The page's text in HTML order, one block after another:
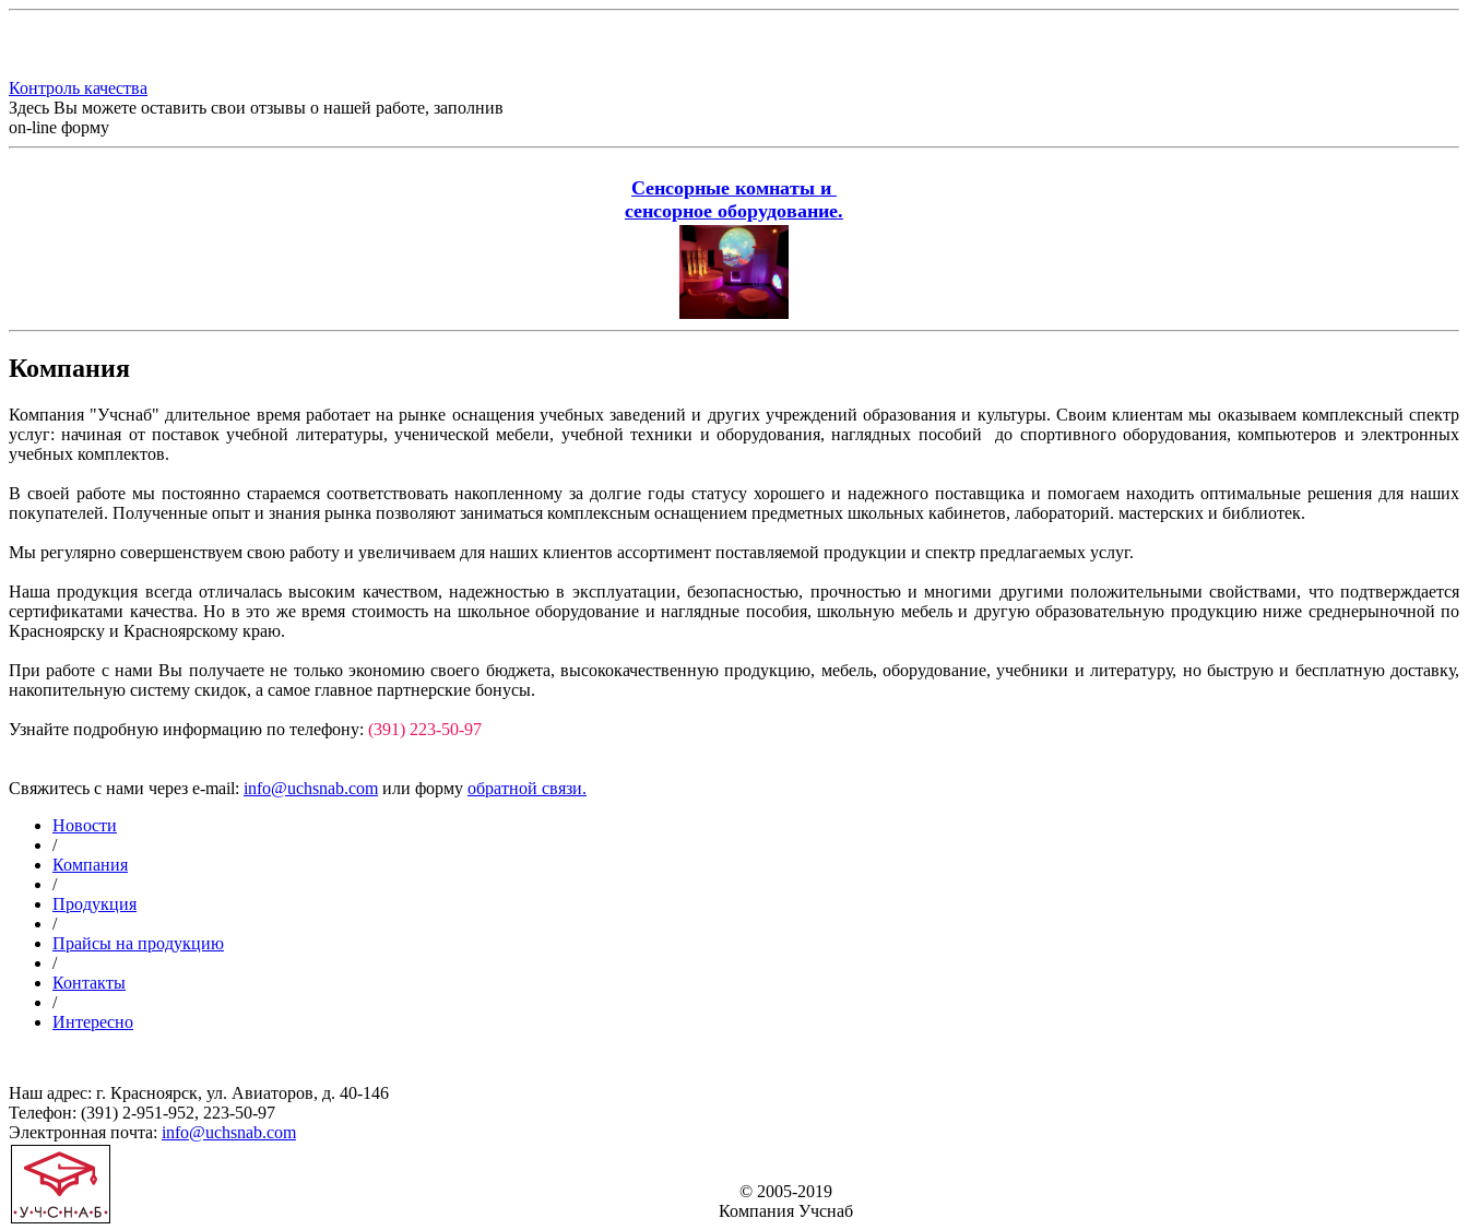
Контроль качества
Здесь Вы можете оставить свои отзывы о нашей работе, заполнив
on-line форму
Сенсорные комнаты и
сенсорное оборудование.
Компания
Компания "Учснаб" длительное время работает на рынке оснащения учебных заведений и других учреждений образования и культуры. Своим клиентам мы оказываем комплексный спектр
услуг: начиная от поставок учебной литературы, ученической мебели, учебной техники и оборудования, наглядных пособий до спортивного оборудования, компьютеров и электронных
учебных комплектов.
В своей работе мы постоянно стараемся соответствовать накопленному за долгие годы статусу хорошего и надежного поставщика и помогаем находить оптимальные решения для наших
покупателей. Полученные опыт и знания рынка позволяют заниматься комплексным оснащением предметных школьных кабинетов, лабораторий. мастерских и библиотек.
Мы регулярно совершенствуем свою работу и увеличиваем для наших клиентов ассортимент поставляемой продукции и спектр предлагаемых услуг.
Наша продукция всегда отличалась высоким качеством, надежностью в эксплуатации, безопасностью, прочностью и многими другими положительными свойствами, что подтверждается
сертификатами качества. Но в это же время стоимость на школьное оборудование и наглядные пособия, школьную мебель и другую образовательную продукцию ниже среднерыночной по
Красноярску и Красноярскому краю.
При работе с нами Вы получаете не только экономию своего бюджета, высококачественную продукцию, мебель, оборудование, учебники и литературу, но быструю и бесплатную доставку,
накопительную систему скидок, а самое главное партнерские бонусы.
Узнайте подробную информацию по телефону: (391) 223-50-97
Свяжитесь с нами через e-mail: info@uchsnab.com или форму обратной связи.
Новости
/
Компания
/
Продукция
/
Прайсы на продукцию
/
Контакты
/
Интересно
Наш адрес: г. Красноярск, ул. Авиаторов, д. 40-146
Телефон: (391) 2-951-952, 223-50-97
Электронная почта: info@uchsnab.com
© 2005-2019
Компания Учснаб